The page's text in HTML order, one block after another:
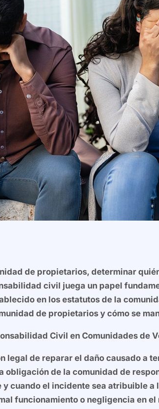
de propietarios, determinar
civil juega un papel
en los estatutos de la
de propietarios y cómo se
Civil en Comunidades de
de reparar el daño causado a
obligación de la comunidad de
cuando el incidente sea atribuible
funcionamiento o negligencia en